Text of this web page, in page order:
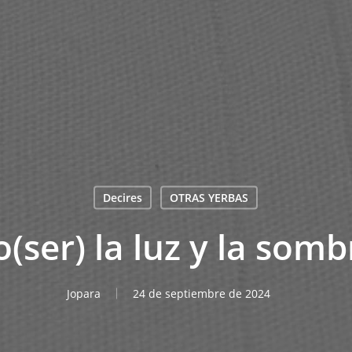
Decires OTRAS YERBAS
la luz y la
Jopara 24 de septiembre de 2024